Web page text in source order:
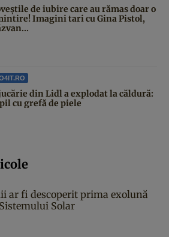
de iubire care au rămas doar o
Imagini tari cu Gina Pistol,
din Lidl a explodat la căldură:
cu grefă de piele
ar fi descoperit prima exolună
Solar